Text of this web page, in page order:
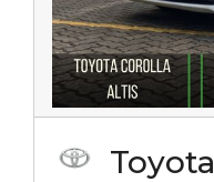
Toyota